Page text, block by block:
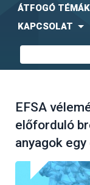
ÁTFOGÓ TÉMÁK
KAPCSOLAT
EFSA
előforduló
anyagok